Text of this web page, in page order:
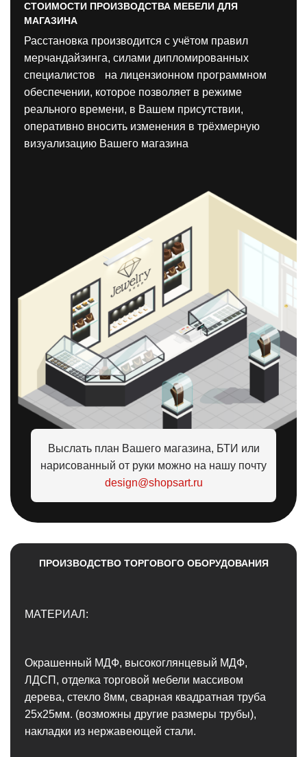
СТОИМОСТИ ПРОИЗВОДСТВА МЕБЕЛИ ДЛЯ
МАГАЗИНА
Расстановка производится с учётом правил
мерчандайзинга, силами дипломированных
специалистов на лицензионном программном
обеспечении, которое позволяет в режиме
реального времени, в Вашем присутствии,
оперативно вносить изменения в трёхмерную
визуализацию Вашего магазина
Выслать план Вашего магазина, БТИ или
нарисованный от руки можно на нашу почту
design@shopsart.ru
ПРОИЗВОДСТВО ТОРГОВОГО ОБОРУДОВАНИЯ
МАТЕРИАЛ:
Окрашенный МДФ, высокоглянцевый МДФ,
ЛДСП, отделка торговой мебели массивом
дерева, стекло 8мм, сварная квадратная труба
25х25мм. (возможны другие размеры трубы),
накладки из нержавеющей стали.